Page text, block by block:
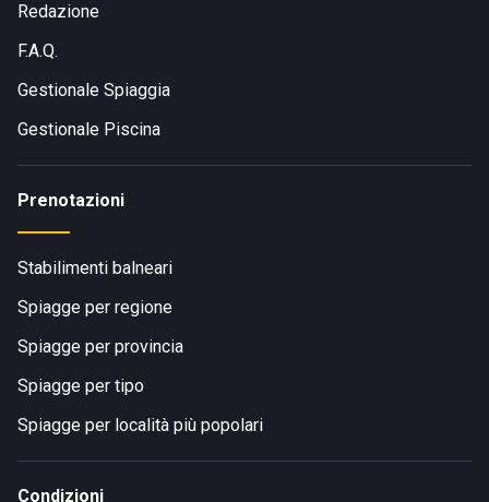
Redazione
F.A.Q.
Gestionale Spiaggia
Gestionale Piscina
Prenotazioni
Stabilimenti balneari
Spiagge per regione
Spiagge per provincia
Spiagge per tipo
Spiagge per località più popolari
Condizioni